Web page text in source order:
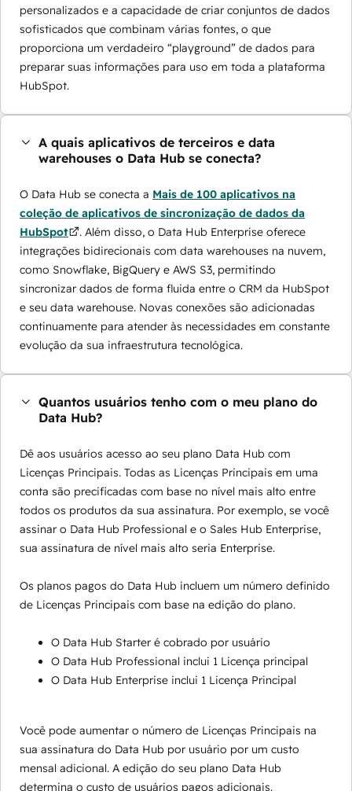
personalizados e a capacidade de criar conjuntos de dados
sofisticados que combinam várias fontes, o que
proporciona um verdadeiro “playground” de dados para
preparar suas informações para uso em toda a plataforma
HubSpot.
A quais aplicativos de terceiros e data
warehouses o Data Hub se conecta?
O Data Hub se conecta a Mais de 100 aplicativos na
coleção de aplicativos de sincronização de dados da
HubSpot
. Além disso, o Data Hub Enterprise oferece
integrações bidirecionais com data warehouses na nuvem,
como Snowflake, BigQuery e AWS S3, permitindo
sincronizar dados de forma fluida entre o CRM da HubSpot
e seu data warehouse. Novas conexões são adicionadas
continuamente para atender às necessidades em constante
evolução da sua infraestrutura tecnológica.
Quantos usuários tenho com o meu plano do
Data Hub?
Dê aos usuários acesso ao seu plano Data Hub com
Licenças Principais. Todas as Licenças Principais em uma
conta são precificadas com base no nível mais alto entre
todos os produtos da sua assinatura. Por exemplo, se você
assinar o Data Hub Professional e o Sales Hub Enterprise,
sua assinatura de nível mais alto seria Enterprise.
Os planos pagos do Data Hub incluem um número definido
de Licenças Principais com base na edição do plano.
O Data Hub Starter é cobrado por usuário
O Data Hub Professional inclui 1 Licença principal
O Data Hub Enterprise inclui 1 Licença Principal
Você pode aumentar o número de Licenças Principais na
sua assinatura do Data Hub por usuário por um custo
mensal adicional. A edição do seu plano Data Hub
determina o custo de usuários pagos adicionais.